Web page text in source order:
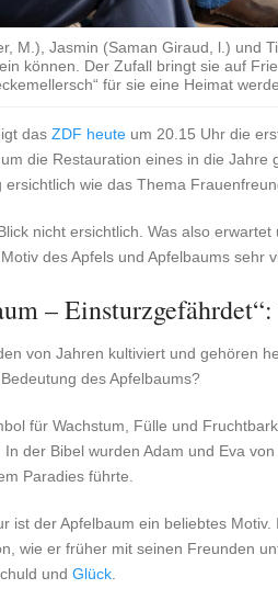
M.), Jasmin (Saman Giraud, l.) und
können. Der Zufall bringt sie auf
für sie eine Heimat
das ZDF heute um 20.15 Uhr die
die Restauration eines in die
wie das Thema
nicht ersichtlich. Was also erwartet
des Apfels und Apfelbaums sehr
–
von Jahren kultiviert und gehören
des Apfelbaums?
für Wachstum, Fülle und
der Bibel wurden Adam und Eva
Paradies führte.
ist der Apfelbaum ein beliebtes Motiv.
wie er früher mit seinen Freunden
und Glück